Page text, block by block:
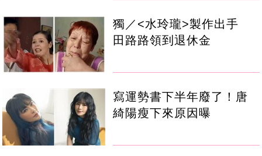
獨／<水玲瓏>製作出手
田路路領到退休金
寫運勢書下半年廢了！唐
綺陽瘦下來原因曝